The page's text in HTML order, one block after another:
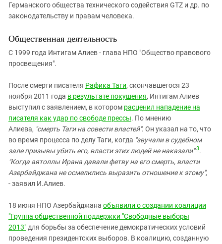
Германского общества технического содействия GTZ и др. по
законодательству и правам человека.
Общественная деятельность
С 1999 года Интигам Алиев - глава НПО "Общество правового
просвещения".
После смерти писателя Рафика Таги, скончавшегося 23
ноября 2011 года в результате покушения, Интигам Алиев
выступил с заявлением, в котором расценил нападение на
писателя как удар по свободе прессы. По мнению
Алиева, "смерть Таги на совести властей". Он указал на то, что
во время процесса по делу Таги, когда "звучали в судебном
зале призывы убить его, власти этих людей не наказали"3.
"Когда аятоллы Ирана давали фетву на его смерть, власти
Азербайджана не осмелились выразить отношение к этому",
- заявил И.Алиев.
18 июня НПО Азербайджана объявили о создании коалиции
"Группа общественной поддержки "Свободные выборы
2013" для борьбы за обеспечение демократических условий
проведения президентских выборов. В коалицию, созданную